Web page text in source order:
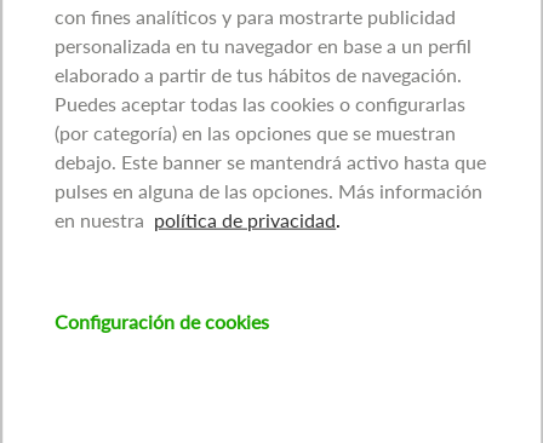
con fines analíticos y para mostrarte publicidad
personalizada en tu navegador en base a un perfil
elaborado a partir de tus hábitos de navegación.
Puedes aceptar todas las cookies o configurarlas
(por categoría) en las opciones que se muestran
debajo. Este banner se mantendrá activo hasta que
pulses en alguna de las opciones. Más información
en nuestra política de privacidad.
Configuración de cookies